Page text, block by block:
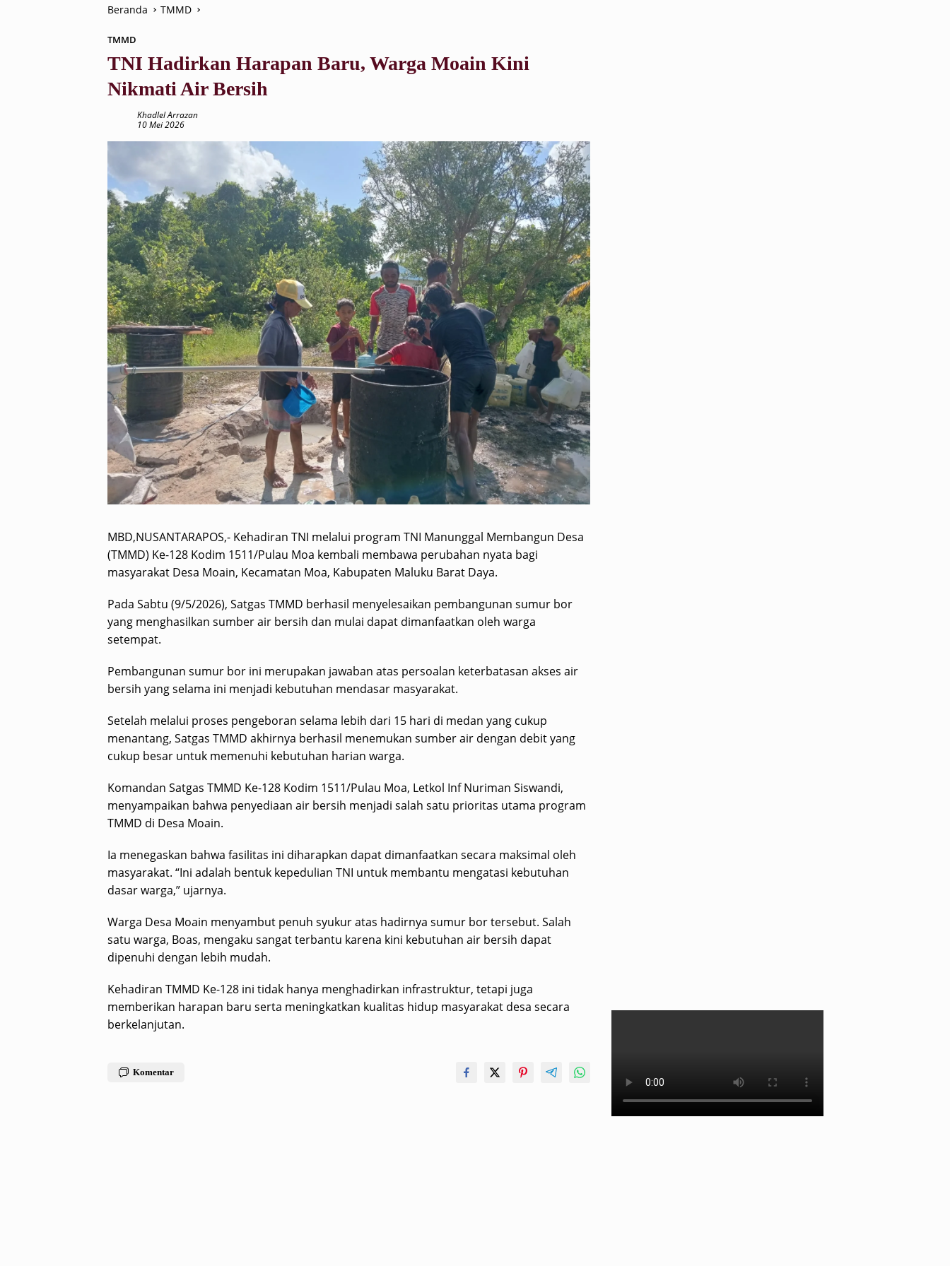
Beranda TMMD
TMMD
TNI Hadirkan Harapan Baru, Warga Moain Kini
Nikmati Air Bersih
Khadlel Arrazan
10 Mei 2026
MBD,NUSANTARAPOS,- Kehadiran TNI melalui program TNI Manunggal Membangun Desa
(TMMD) Ke-128 Kodim 1511/Pulau Moa kembali membawa perubahan nyata bagi
masyarakat Desa Moain, Kecamatan Moa, Kabupaten Maluku Barat Daya.
Pada Sabtu (9/5/2026), Satgas TMMD berhasil menyelesaikan pembangunan sumur bor
yang menghasilkan sumber air bersih dan mulai dapat dimanfaatkan oleh warga
setempat.
Pembangunan sumur bor ini merupakan jawaban atas persoalan keterbatasan akses air
bersih yang selama ini menjadi kebutuhan mendasar masyarakat.
Setelah melalui proses pengeboran selama lebih dari 15 hari di medan yang cukup
menantang, Satgas TMMD akhirnya berhasil menemukan sumber air dengan debit yang
cukup besar untuk memenuhi kebutuhan harian warga.
Komandan Satgas TMMD Ke-128 Kodim 1511/Pulau Moa, Letkol Inf Nuriman Siswandi,
menyampaikan bahwa penyediaan air bersih menjadi salah satu prioritas utama program
TMMD di Desa Moain.
Ia menegaskan bahwa fasilitas ini diharapkan dapat dimanfaatkan secara maksimal oleh
masyarakat. “Ini adalah bentuk kepedulian TNI untuk membantu mengatasi kebutuhan
dasar warga,” ujarnya.
Warga Desa Moain menyambut penuh syukur atas hadirnya sumur bor tersebut. Salah
satu warga, Boas, mengaku sangat terbantu karena kini kebutuhan air bersih dapat
dipenuhi dengan lebih mudah.
Kehadiran TMMD Ke-128 ini tidak hanya menghadirkan infrastruktur, tetapi juga
memberikan harapan baru serta meningkatkan kualitas hidup masyarakat desa secara
berkelanjutan.
Komentar